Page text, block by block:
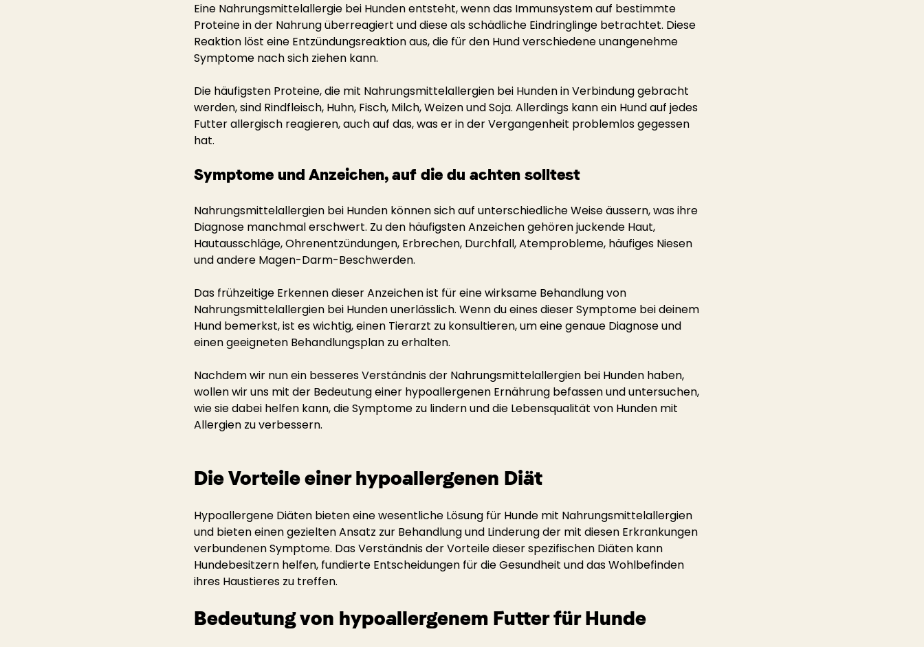
Eine Nahrungsmittelallergie bei Hunden entsteht, wenn das Immunsystem auf bestimmte
Proteine in der Nahrung überreagiert und diese als schädliche Eindringlinge betrachtet. Diese
Reaktion löst eine Entzündungsreaktion aus, die für den Hund verschiedene unangenehme
Symptome nach sich ziehen kann.
Die häufigsten Proteine, die mit Nahrungsmittelallergien bei Hunden in Verbindung gebracht
werden, sind Rindfleisch, Huhn, Fisch, Milch, Weizen und Soja. Allerdings kann ein Hund auf jedes
Futter allergisch reagieren, auch auf das, was er in der Vergangenheit problemlos gegessen
hat.
Symptome und Anzeichen, auf die du achten solltest
Nahrungsmittelallergien bei Hunden können sich auf unterschiedliche Weise äussern, was ihre
Diagnose manchmal erschwert. Zu den häufigsten Anzeichen gehören juckende Haut,
Hautausschläge, Ohrenentzündungen, Erbrechen, Durchfall, Atemprobleme, häufiges Niesen
und andere Magen-Darm-Beschwerden.
Das frühzeitige Erkennen dieser Anzeichen ist für eine wirksame Behandlung von
Nahrungsmittelallergien bei Hunden unerlässlich. Wenn du eines dieser Symptome bei deinem
Hund bemerkst, ist es wichtig, einen Tierarzt zu konsultieren, um eine genaue Diagnose und
einen geeigneten Behandlungsplan zu erhalten.
Nachdem wir nun ein besseres Verständnis der Nahrungsmittelallergien bei Hunden haben,
wollen wir uns mit der Bedeutung einer hypoallergenen Ernährung befassen und untersuchen,
wie sie dabei helfen kann, die Symptome zu lindern und die Lebensqualität von Hunden mit
Allergien zu verbessern.
Die Vorteile einer hypoallergenen Diät
Hypoallergene Diäten bieten eine wesentliche Lösung für Hunde mit Nahrungsmittelallergien
und bieten einen gezielten Ansatz zur Behandlung und Linderung der mit diesen Erkrankungen
verbundenen Symptome. Das Verständnis der Vorteile dieser spezifischen Diäten kann
Hundebesitzern helfen, fundierte Entscheidungen für die Gesundheit und das Wohlbefinden
ihres Haustieres zu treffen.
Bedeutung von hypoallergenem Futter für Hunde